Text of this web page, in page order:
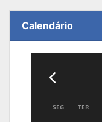
Calendário
SEG TER